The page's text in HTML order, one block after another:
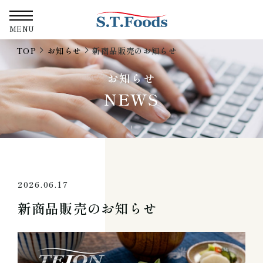
MENU
株式会社エス・テ
TOP お知らせ 新商品販売のお知らせ
お知らせ
NEWS
2026.06.17
新商品販売のお知らせ